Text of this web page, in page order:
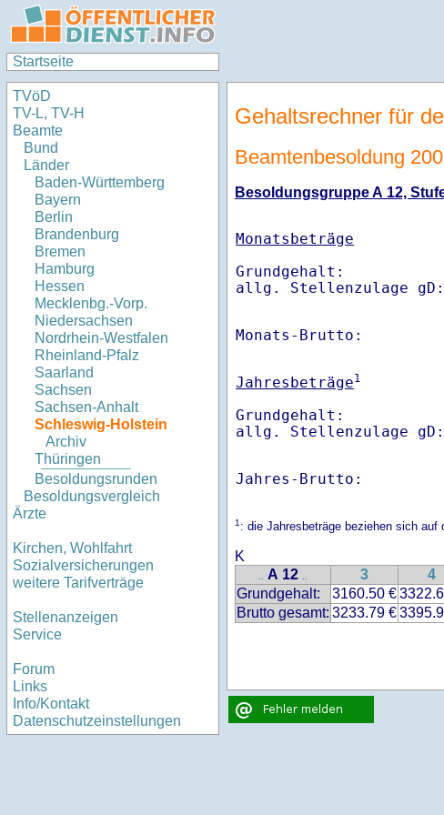
Startseite
TVöD
TV-L, TV-H
Beamte
Bund
Länder
Baden-Württemberg
Bayern
Berlin
Brandenburg
Bremen
Hamburg
Hessen
Mecklenbg.-Vorp.
Niedersachsen
Nordrhein-Westfalen
Rheinland-Pfalz
Saarland
Sachsen
Sachsen-Anhalt
Schleswig-Holstein
Archiv
Thüringen
Besoldungsrunden
Besoldungsvergleich
Ärzte
Kirchen, Wohlfahrt
Sozialversicherungen
weitere Tarifverträge
Stellenanzeigen
Service
Forum
Links
Info/Kontakt
Datenschutzeinstellungen
Gehaltsrechner für
Beamtenbesoldung
Besoldungsgruppe A 12,
Monatsbeträge
Grundgehalt:
Monats-
Jahresbeträge1
Grundgehalt:
Jahres-
1: die Jahresbeträge beziehen sich auf
K
.. A 12 .. 3 4
Grundgehalt:
3160.50 €
Brutto gesamt: 3233.79 €